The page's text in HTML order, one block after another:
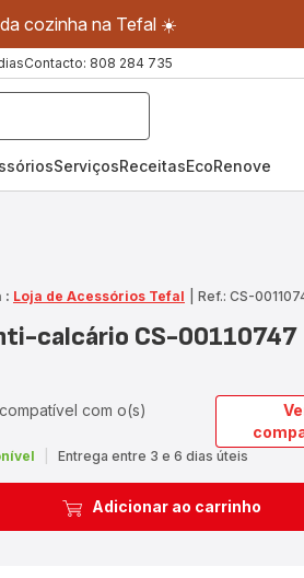
cozinha na Tefal ☀️
Contacto: 808 284 735
ServiçosReceitasEcoRenove
: Loja de Acessórios Tefal Ref.: CS-
calcário CS-00110747
com o(s)
Entrega entre 3 e 6 dias úteis
Adicionar ao carrinho